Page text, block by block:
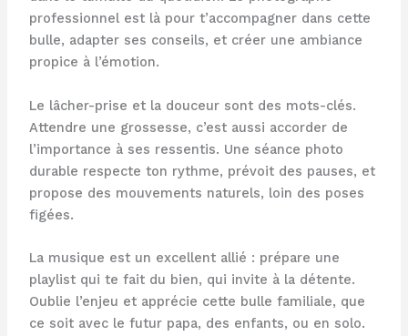
professionnel est là pour t’accompagner dans cette
bulle, adapter ses conseils, et créer une ambiance
propice à l’émotion.
Le lâcher-prise et la douceur sont des mots-clés.
Attendre une grossesse, c’est aussi accorder de
l’importance à ses ressentis. Une séance photo
durable respecte ton rythme, prévoit des pauses, et
propose des mouvements naturels, loin des poses
figées.
La musique est un excellent allié : prépare une
playlist qui te fait du bien, qui invite à la détente.
Oublie l’enjeu et apprécie cette bulle familiale, que
ce soit avec le futur papa, des enfants, ou en solo.